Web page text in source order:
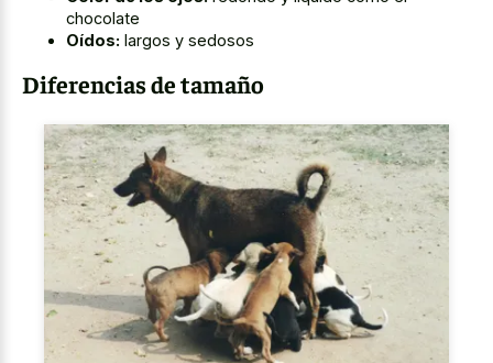
chocolate
Oídos: largos y sedosos
Diferencias de tamaño